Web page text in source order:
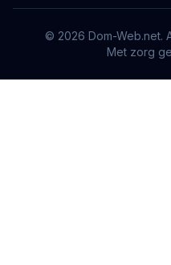
© 2026 Dom-Web.net.
Met zorg